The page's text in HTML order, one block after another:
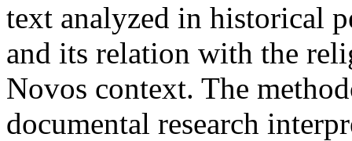
text analyzed in historical
and its relation with the
Novos context. The
documental research